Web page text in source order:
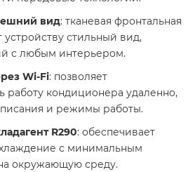
вид: тканевая фронтальная
устройству стильный вид,
с любым интерьером.
Wi-Fi: позволяет
работу кондиционера удаленно,
и режимы работы.
R290: обеспечивает
с минимальным
окружающую среду.